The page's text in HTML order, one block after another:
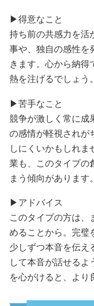
トレンド界
短距離無双
フッ軽界
みんなの
コミュ力
おせっ界隈
いいひと界
左脳界隈
思考ノン
PDCA界隈
アイデア
自律駆動
進化推し界
私がルール
知的ピエ
常識キャ
未完の天
自由の女
孤高のリ
▶︎得意なこと
持ち前の共感力を活
事や、独自の感性を
きます。心から納
熱を注げるでしょう。
▶︎苦手なこと
競争が激しく常に成
の感情が軽視されが
しにくいかもしれ
業も、このタイプの
まう傾向があります。
▶︎アドバイス
このタイプの方は、
めることから。完璧
少しずつ本音を伝え
して本音が話せるよ
を心がけると、より